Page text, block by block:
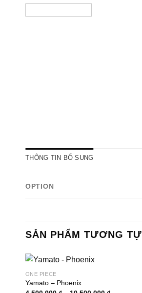
THÔNG TIN BỔ SUNG
OPTION
SẢN PHẨM TƯƠNG TỰ
ONE PIECE
Yamato – Phoenix